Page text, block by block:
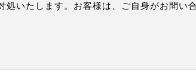
いたします。お客様は、ご自身がお問い